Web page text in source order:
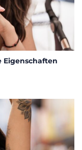
Eigenschaften